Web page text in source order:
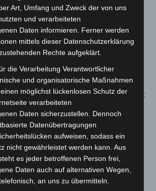
Wein-Depot Isernhagen
Zweite Turbobaustelle startet
Hannover-West und
Erste Tigermücken-
in Niedersachsen entdeckt
läuft mit Hockeyschläger über
A7 – Polizei sucht Zeugen
bei McDonald’s-Umbau in
Art, Umfang und Zweck der von uns
und verarbeiteten
Daten informieren. Ferner werden
mittels dieser Datenschutzerklärung
Rechte aufgeklärt.
die Verarbeitung Verantwortlicher
und organisatorische Maßnahmen
möglichst lückenlosen Schutz der
verarbeiteten
Daten sicherzustellen. Dennoch
Datenübertragungen
aufweisen, sodass ein
nicht gewährleistet werden kann. Aus
es jeder betroffenen Person frei,
Daten auch auf alternativen Wegen,
an uns zu übermitteln.